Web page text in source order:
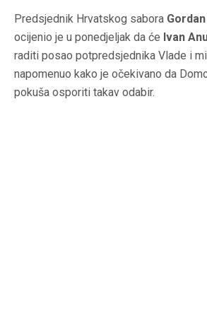
Predsjednik Hrvatskog sabora
ocijenio je u ponedjeljak da će Ivan
raditi posao potpredsjednika Vlade i
napomenuo kako je očekivano da
pokuša osporiti takav odabir.